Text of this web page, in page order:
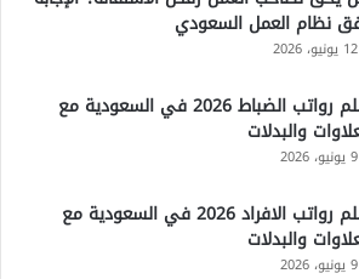
نظام العمل السعودي
12 يونيو، 2026
سلم رواتب الضباط 2026 في السعودية مع
والبدلات
9 يونيو، 2026
سلم رواتب الافراد 2026 في السعودية مع
والبدلات
9 يونيو، 2026